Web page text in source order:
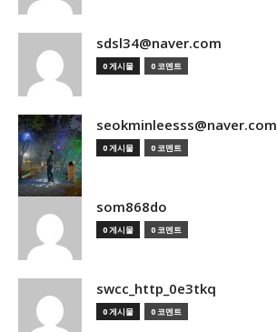
sdsl34@naver.com
0 게시물 0 코멘트
seokminleesss@naver.com
0 게시물 0 코멘트
som868do
0 게시물 0 코멘트
swcc_http_0e3tkq
0 게시물 0 코멘트